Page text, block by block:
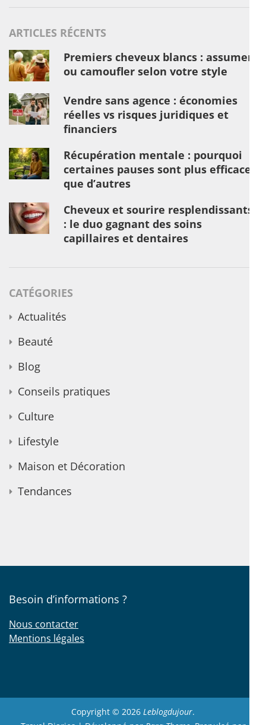
ARTICLES RÉCENTS
Premiers cheveux blancs : assumer
ou camoufler selon votre style
Vendre sans agence : économies
réelles vs risques juridiques et
financiers
Récupération mentale : pourquoi
certaines pauses sont plus efficaces
que d’autres
Cheveux et sourire resplendissants
: le duo gagnant des soins
capillaires et dentaires
CATÉGORIES
Actualités
Beauté
Blog
Conseils pratiques
Culture
Lifestyle
Maison et Décoration
Tendances
Besoin d’informations ?
Nous contacter
Mentions légales
Copyright © 2026 Leblogdujour.